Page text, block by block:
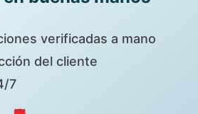
verificadas a mano
del cliente
7